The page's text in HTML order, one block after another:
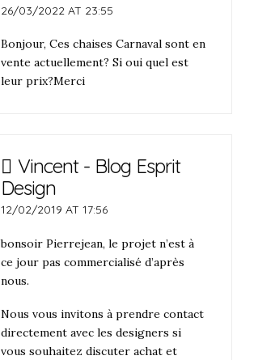
26/03/2022 AT 23:55
Bonjour, Ces chaises Carnaval sont en
vente actuellement? Si oui quel est
leur prix?Merci
Vincent - Blog Esprit
Design
12/02/2019 AT 17:56
bonsoir Pierrejean, le projet n’est à
ce jour pas commercialisé d’après
nous.
Nous vous invitons à prendre contact
directement avec les designers si
vous souhaitez discuter achat et